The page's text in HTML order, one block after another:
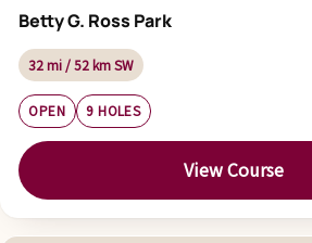
Betty G. Ross Park
32 mi / 52 km SW
OPEN 9 HOLES
View Course